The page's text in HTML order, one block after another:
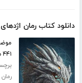
دانلود کتاب رمان
۴۴۱ صفحه